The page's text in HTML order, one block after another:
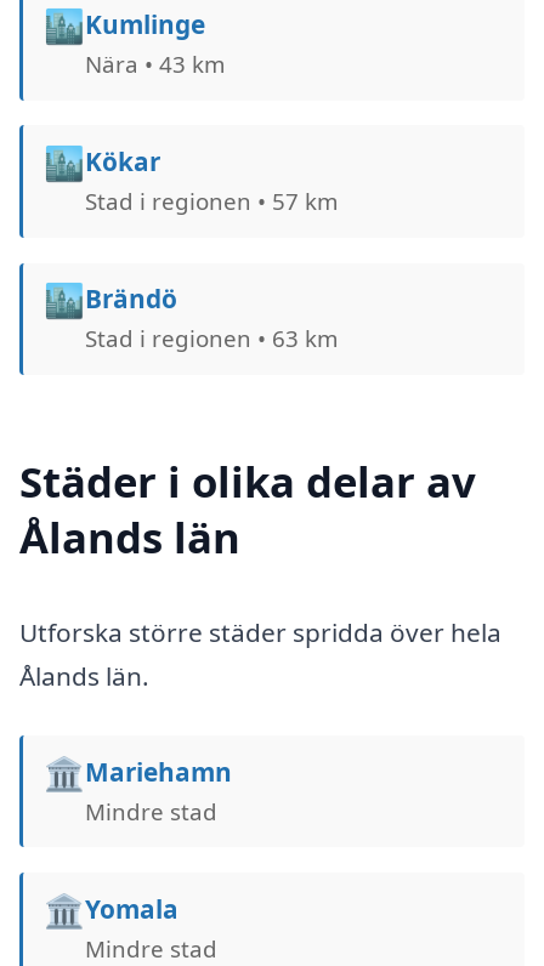
🏙️Kumlinge
Nära • 43 km
🏙️Kökar
Stad i regionen • 57 km
🏙️Brändö
Stad i regionen • 63 km
Städer i olika delar av
Ålands län
Utforska större städer spridda över hela
Ålands län.
🏛️Mariehamn
Mindre stad
🏛️Yomala
Mindre stad